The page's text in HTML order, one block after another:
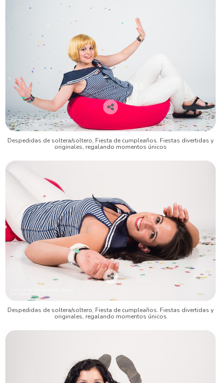
Despedidas de soltera/soltero, Fiesta de cumpleaños. Fiestas divertidas y
originales, regalando momentos únicos
Despedidas de soltera/soltero, Fiesta de cumpleaños. Fiestas divertidas y
originales, regalando momentos únicos